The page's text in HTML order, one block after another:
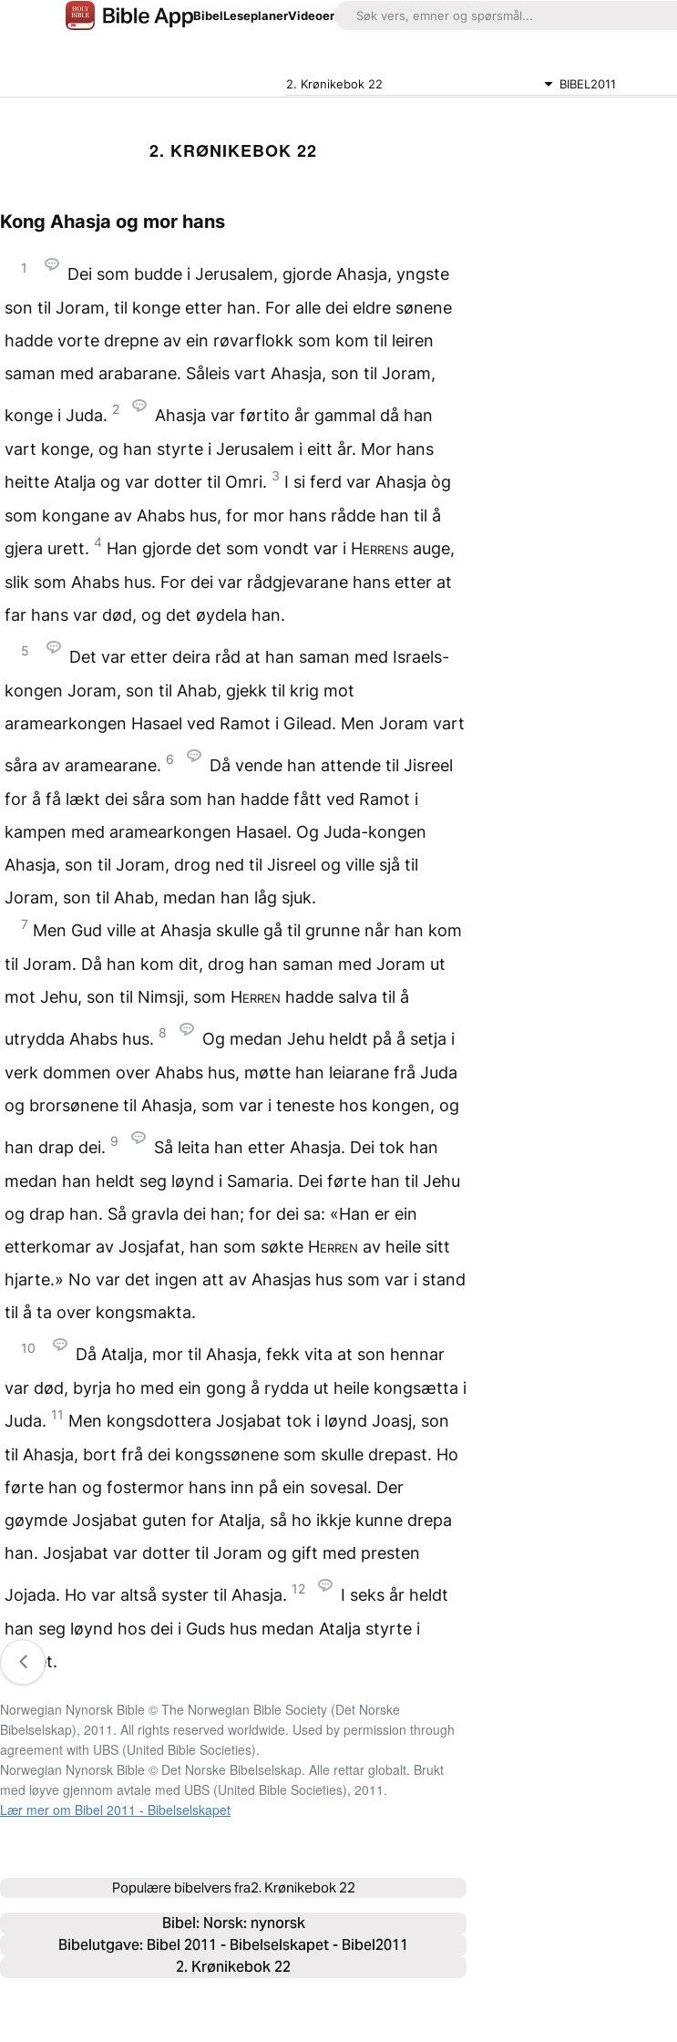
BibelLeseplanerVideoer
2. Krønikebok 22 BIBEL2011
2. KRØNIKEBOK 22
Kong Ahasja og mor hans
1
Dei som budde i Jerusalem, gjorde Ahasja, yngste
son til Joram, til konge etter han. For alle dei eldre sønene
hadde vorte drepne av ein røvarflokk som kom til leiren
saman med arabarane. Såleis vart Ahasja, son til Joram,
konge i Juda. 2
Ahasja var førtito år gammal då han
vart konge, og han styrte i Jerusalem i eitt år. Mor hans
heitte Atalja og var dotter til Omri. 3 I si ferd var Ahasja òg
som kongane av Ahabs hus, for mor hans rådde han til å
gjera urett. 4 Han gjorde det som vondt var i Herrens auge,
slik som Ahabs hus. For dei var rådgjevarane hans etter at
far hans var død, og det øydela han.
5
Det var etter deira råd at han saman med Israels-
kongen Joram, son til Ahab, gjekk til krig mot
aramearkongen Hasael ved Ramot i Gilead. Men Joram vart
såra av aramearane. 6
Då vende han attende til Jisreel
for å få lækt dei såra som han hadde fått ved Ramot i
kampen med aramearkongen Hasael. Og Juda-kongen
Ahasja, son til Joram, drog ned til Jisreel og ville sjå til
Joram, son til Ahab, medan han låg sjuk.
7 Men Gud ville at Ahasja skulle gå til grunne når han kom
til Joram. Då han kom dit, drog han saman med Joram ut
mot Jehu, son til Nimsji, som Herren hadde salva til å
utrydda Ahabs hus. 8
Og medan Jehu heldt på å setja i
verk dommen over Ahabs hus, møtte han leiarane frå Juda
og brorsønene til Ahasja, som var i teneste hos kongen, og
han drap dei. 9
Så leita han etter Ahasja. Dei tok han
medan han heldt seg løynd i Samaria. Dei førte han til Jehu
og drap han. Så gravla dei han; for dei sa: «Han er ein
etterkomar av Josjafat, han som søkte Herren av heile sitt
hjarte.» No var det ingen att av Ahasjas hus som var i stand
til å ta over kongsmakta.
10
Då Atalja, mor til Ahasja, fekk vita at son hennar
var død, byrja ho med ein gong å rydda ut heile kongsætta i
Juda. 11 Men kongsdottera Josjabat tok i løynd Joasj, son
til Ahasja, bort frå dei kongssønene som skulle drepast. Ho
førte han og fostermor hans inn på ein sovesal. Der
gøymde Josjabat guten for Atalja, så ho ikkje kunne drepa
han. Josjabat var dotter til Joram og gift med presten
Jojada. Ho var altså syster til Ahasja. 12
I seks år heldt
han seg løynd hos dei i Guds hus medan Atalja styrte i
landet.
Norwegian Nynorsk Bible © The Norwegian Bible Society (Det Norske
Bibelselskap), 2011. All rights reserved worldwide. Used by permission through
agreement with UBS (United Bible Societies).
Norwegian Nynorsk Bible © Det Norske Bibelselskap. Alle rettar globalt. Brukt
med løyve gjennom avtale med UBS (United Bible Societies), 2011.
Lær mer om Bibel 2011 - Bibelselskapet
Populære bibelvers fra2. Krønikebok 22
Bibel: Norsk: nynorsk
Bibelutgave: Bibel 2011 - Bibelselskapet - Bibel2011
2. Krønikebok 22